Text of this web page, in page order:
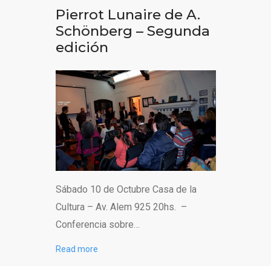
Pierrot Lunaire de A.
Schönberg – Segunda
edición
Sábado 10 de Octubre Casa de la
Cultura – Av. Alem 925 20hs. –
Conferencia sobre…
Read more